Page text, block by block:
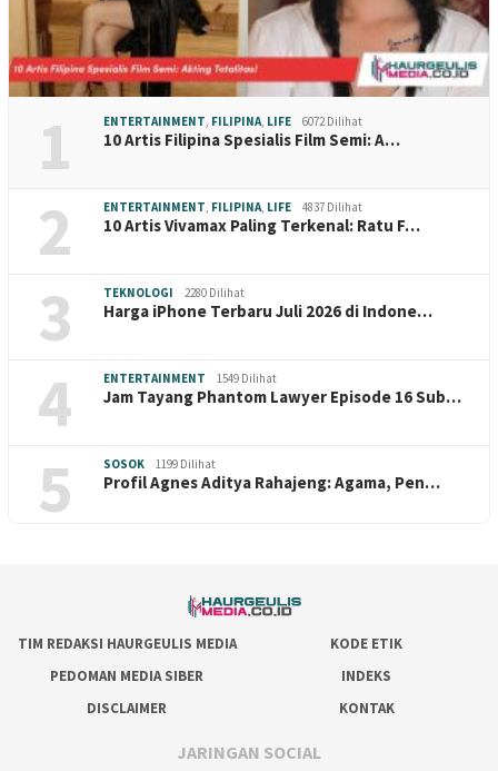
1 ENTERTAINMENT FILIPINA LIFE 6072 Dilihat
10 Artis Filipina Spesialis Film Semi: A…
2 ENTERTAINMENT FILIPINA LIFE 4837 Dilihat
10 Artis Vivamax Paling Terkenal: Ratu F…
3 TEKNOLOGI 2280 Dilihat
Harga iPhone Terbaru Juli 2026 di Indone…
4 ENTERTAINMENT 1549 Dilihat
Jam Tayang Phantom Lawyer Episode 16 Sub…
5 SOSOK 1199 Dilihat
Profil Agnes Aditya Rahajeng: Agama, Pen…
TIM REDAKSI HAURGEULIS MEDIA
KODE ETIK
PEDOMAN MEDIA SIBER
INDEKS
DISCLAIMER
KONTAK
JARINGAN SOCIAL